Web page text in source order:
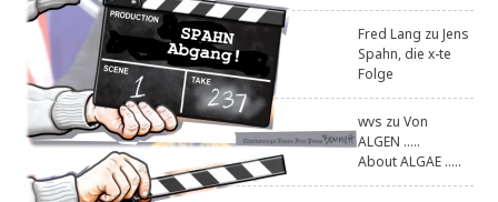
Fred Lang zuJens
Spahn, die x-te
Folge
wvs zuVon
ALGEN .....
About ALGAE .....